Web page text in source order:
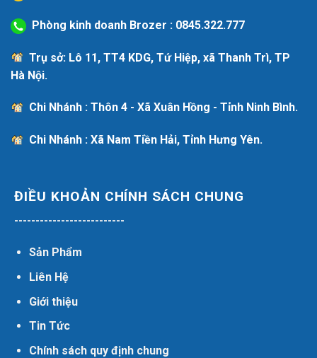
Phòng kinh doanh Brozer : 0845.322.777
Trụ sở: Lô 11, TT4 KDG, Tứ Hiệp, xã Thanh Trì, TP
Hà Nội.
Chi Nhánh : Thôn 4 - Xã Xuân Hồng - Tỉnh Ninh Bình.
Chi Nhánh : Xã Nam Tiền Hải, Tỉnh Hưng Yên.
ĐIỀU KHOẢN CHÍNH SÁCH CHUNG
--------------------------
Sản Phẩm
Liên Hệ
Giới thiệu
Tin Tức
Chính sách quy định chung